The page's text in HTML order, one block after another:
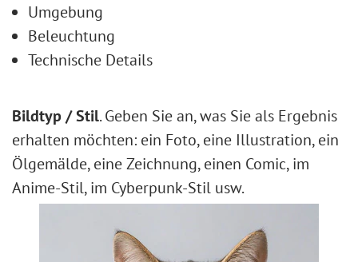
Umgebung
Beleuchtung
Technische Details
Bildtyp / Stil. Geben Sie an, was Sie als Ergebnis
erhalten möchten: ein Foto, eine Illustration, ein
Ölgemälde, eine Zeichnung, einen Comic, im
Anime-Stil, im Cyberpunk-Stil usw.